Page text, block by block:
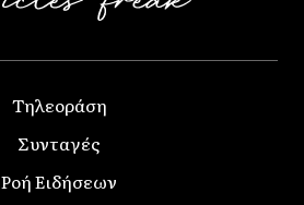
Τηλεοράση
Συνταγές
Ροή Ειδήσεων